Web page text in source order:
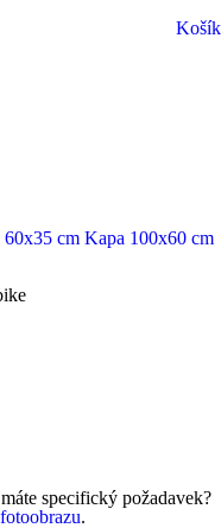
Košík
60x35 cm Kapa 100x60 cm
specifický požadavek?
.